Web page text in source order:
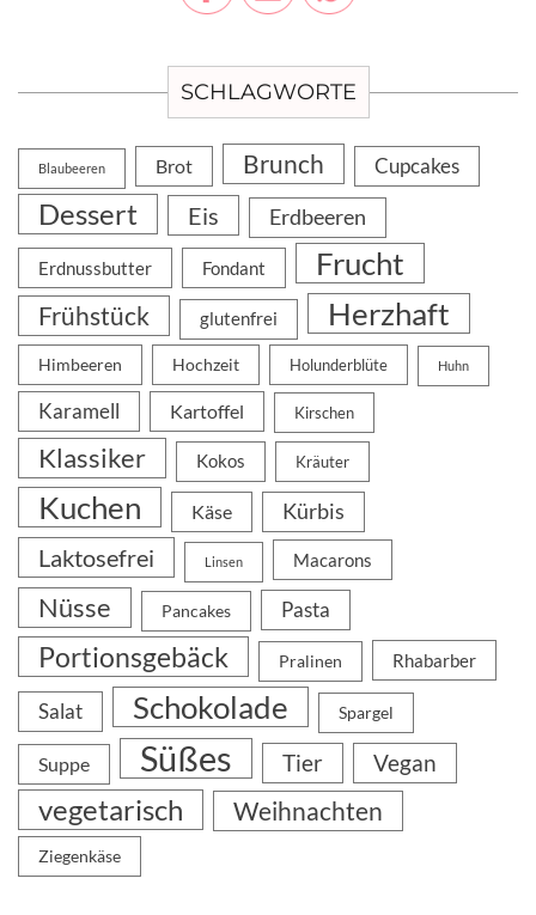
SCHLAGWORTE
Blaubeeren Brot Brunch Cupcakes
Dessert Eis Erdbeeren
Erdnussbutter Fondant Frucht
Frühstück glutenfrei Herzhaft
Himbeeren Hochzeit Holunderblüte Huhn
Karamell Kartoffel Kirschen
Klassiker Kokos Kräuter
Kuchen Käse Kürbis
Laktosefrei Linsen Macarons
Nüsse Pancakes Pasta
Portionsgebäck Pralinen Rhabarber
Salat Schokolade Spargel
Suppe Süßes Tier Vegan
vegetarisch Weihnachten
Ziegenkäse